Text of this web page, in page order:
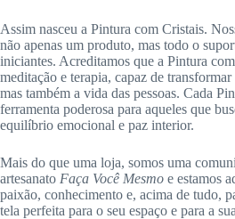
Assim nasceu a Pintura com Cristais.
não apenas um produto, mas todo o
iniciantes. Acreditamos que a Pintura
meditação e terapia, capaz de transformar
mas também a vida das pessoas. Cada
ferramenta poderosa para aqueles que
equilíbrio emocional e paz interior.
Mais do que uma loja, somos uma
artesanato Faça Você Mesmo e estamos
paixão, conhecimento e, acima de tudo,
tela perfeita para o seu espaço e para a